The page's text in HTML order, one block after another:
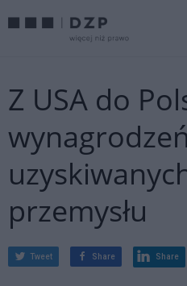
Z USA do
przemysłu
Tweet Share Share